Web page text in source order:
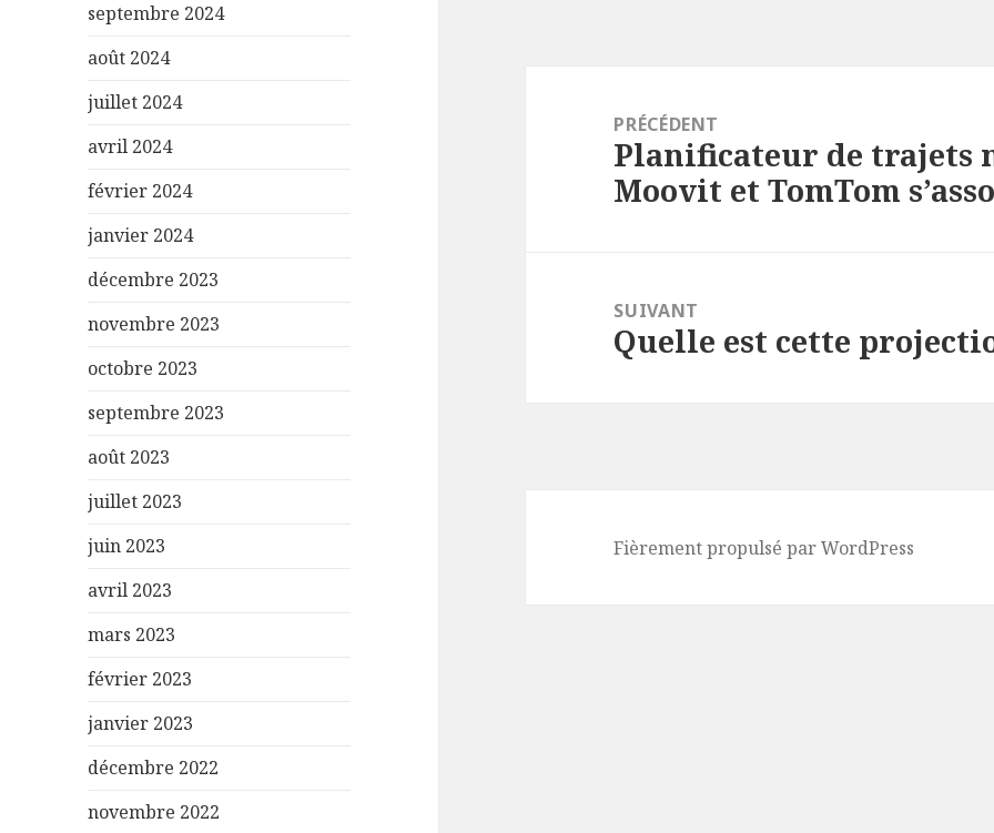
septembre 2024
août 2024
juillet 2024
avril 2024
février 2024
janvier 2024
décembre 2023
novembre 2023
octobre 2023
septembre 2023
août 2023
juillet 2023
juin 2023
avril 2023
mars 2023
février 2023
janvier 2023
décembre 2022
novembre 2022
l’article
PRÉCÉDENT
Article
précédent :
Planificateur de trajets
Moovit et TomTom
SUIVANT
Article
Quelle est cette
Fièrement propulsé par WordPress